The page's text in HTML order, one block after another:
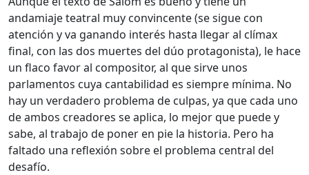
andamiaje teatral muy convincente (se sigue con
atención y va ganando interés hasta llegar al clímax
final, con las dos muertes del dúo protagonista), le hace
un flaco favor al compositor, al que sirve unos
parlamentos cuya cantabilidad es siempre mínima. No
hay un verdadero problema de culpas, ya que cada uno
de ambos creadores se aplica, lo mejor que puede y
sabe, al trabajo de poner en pie la historia. Pero ha
faltado una reflexión sobre el problema central del
desafío.